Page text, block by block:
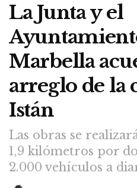
La Junta y el
Marbella
arreglo de la
Istán
Las obras se
1,9 kilómetros por
2.000 vehículos a